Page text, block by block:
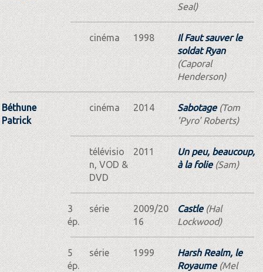
Seal)
cinéma 1998
Il Faut sauver le
soldat Ryan
(Caporal
Henderson)
Béthune
Patrick
cinéma 2014 Sabotage(Tom
'Pyro' Roberts)
télévisio
n, VOD &
DVD
2011
Un peu, beaucoup,
à la folie(Sam)
3
ép.
série
2009/20
16
Castle(Hal
Lockwood)
5
ép.
série 1999
Harsh Realm, le
Royaume(Mel